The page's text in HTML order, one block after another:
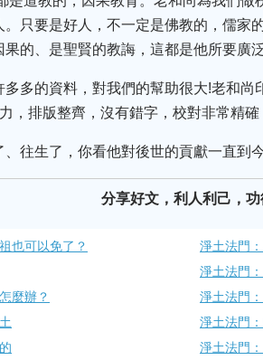
只要是好人，不一定是佛教的，儒家
的、是聖賢的教誨，這都是他所要廣泛
多的資料，對我們的幫助很大!老和
，排版整齊，沒有錯字，校對非常精確
往生了，你看他對後世的貢獻一直到
分享好文，利人利己，
也可以免了？
淨土法門
淨土法門
麼辦？
淨土法門
淨土法門
淨土法門